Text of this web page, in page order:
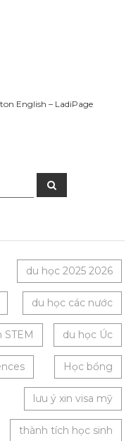
English – LadiPage
Search
du học 2025 2026
du học các nước
du học Úc
Học bổng
lưu ý xin visa mỹ
thành tích học sinh